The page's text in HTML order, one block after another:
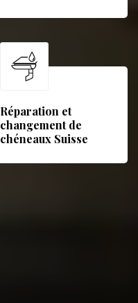
Réparation et
changement de
chéneaux Suisse